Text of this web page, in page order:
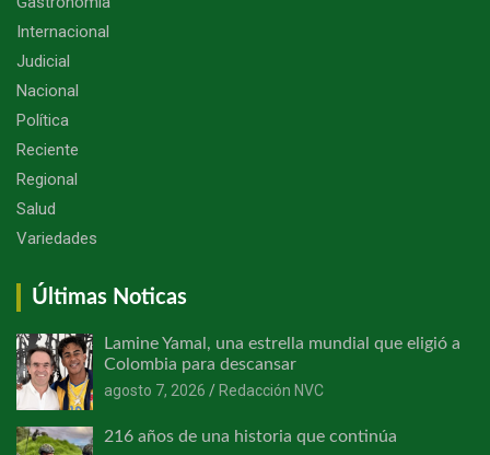
Internacional
Judicial
Nacional
Política
Reciente
Regional
Salud
Variedades
Últimas Noticas
Lamine Yamal, una estrella mundial que eligió a
Colombia para descansar
agosto 7, 2026
Redacción NVC
216 años de una historia que continúa